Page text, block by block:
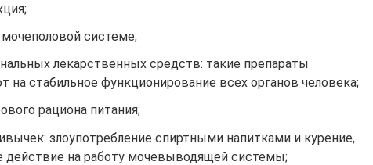
системе;
лекарственных средств: такие препараты
на стабильное функционирование всех органов человека;
рациона питания;
злоупотребление спиртными напитками и курение,
действие на работу мочевыводящей системы;